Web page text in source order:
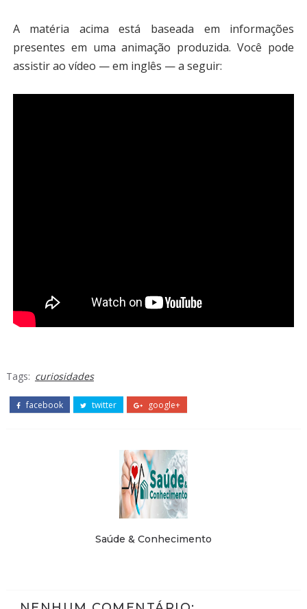
A matéria acima está baseada em informações
presentes em uma animação produzida. Você pode
assistir ao vídeo — em inglês — a seguir:
Tags: curiosidades
facebook twitter google+
Saúde & Conhecimento